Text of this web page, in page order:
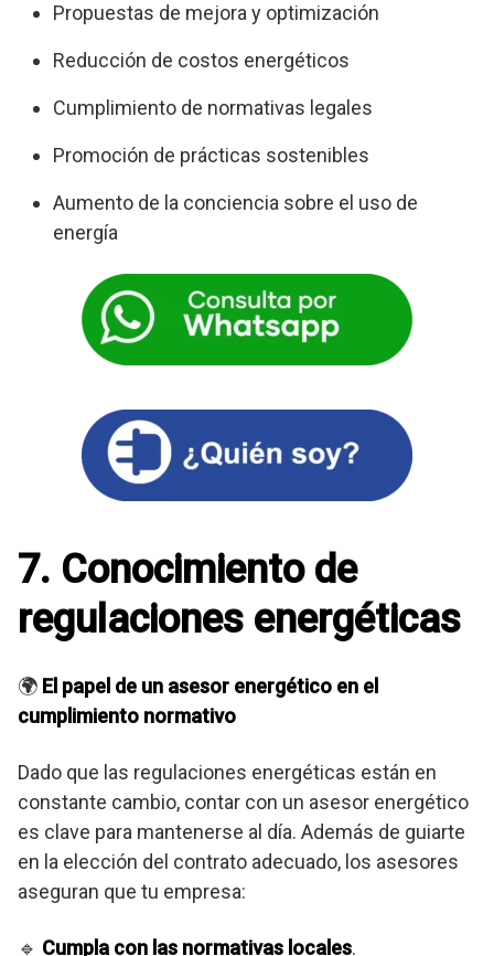
Propuestas de mejora y optimización
Reducción de costos energéticos
Cumplimiento de normativas legales
Promoción de prácticas sostenibles
Aumento de la conciencia sobre el uso de
energía
7. Conocimiento de
regulaciones energéticas
🌍 El papel de un asesor energético en el
cumplimiento normativo
Dado que las regulaciones energéticas están en
constante cambio, contar con un asesor energético
es clave para mantenerse al día. Además de guiarte
en la elección del contrato adecuado, los asesores
aseguran que tu empresa:
🔹 Cumpla con las normativas locales.